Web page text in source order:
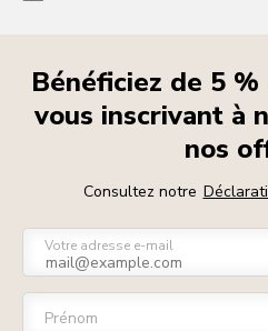
Bénéficiez de 5
vous inscrivant à
nos
Consultez notre
Votre adresse e-mail
Prénom